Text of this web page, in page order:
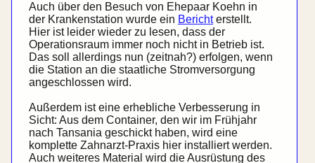
Auch über den Besuch von Ehe­paar Koehn in
der Kranken­station wurde ein Berichterstellt.
Hier ist leider wieder zu lesen, dass der
Operations­raum immer noch nicht in Betrieb ist.
Das soll allerdings nun (zeitnah?) erfolgen, wenn
die Station an die staatliche Strom­versorgung
angeschlossen wird.
Außerdem ist eine erhebliche Verbesserung in
Sicht: Aus dem Container, den wir im Frühjahr
nach Tansania geschickt haben, wird eine
komplette Zahnarzt-Praxis hier installiert werden.
Auch weiteres Material wird die Ausrüstung des